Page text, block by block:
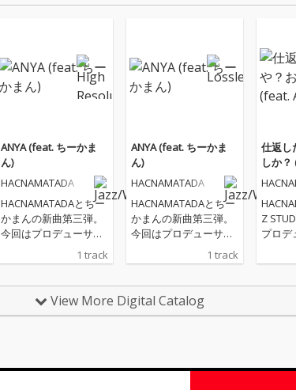
ANYA (feat. ちーかま
ん)
HACNAMATADA
HACNAMATADAとちー
かまんの新曲第三弾。
今回はプロデューサー
のSTとサブカル志向が
同じちーかまんと某ア
STUDIOの大胆不敵な
ダンスホールに乗っか
はない Cry Cry Cry で
1 track
ANYA (feat. ちーかま
ん)
HACNAMATADA
HACNAMATADAとちー
かまんの新曲第三弾。
今回はプロデューサー
のSTとサブカル志向が
同じちーかまんと某ア
STUDIOの大胆不敵な
ダンスホールに乗っか
はない Cry Cry Cry で
1 track
仕返し
しか？
Z
プロデ
の
スを詰
View More Digital Catalog